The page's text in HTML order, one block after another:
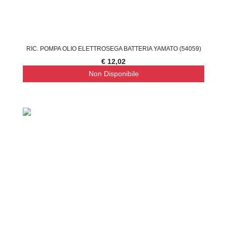
RIC. POMPA OLIO ELETTROSEGA BATTERIA YAMATO (54059)
€ 12,02
Non Disponibile